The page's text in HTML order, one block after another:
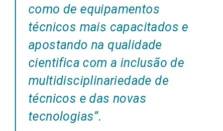
como de equipamentos
técnicos mais capacitados e
apostando na qualidade
cientifica com a inclusão de
multidisciplinariedade de
técnicos e das novas
tecnologias”.